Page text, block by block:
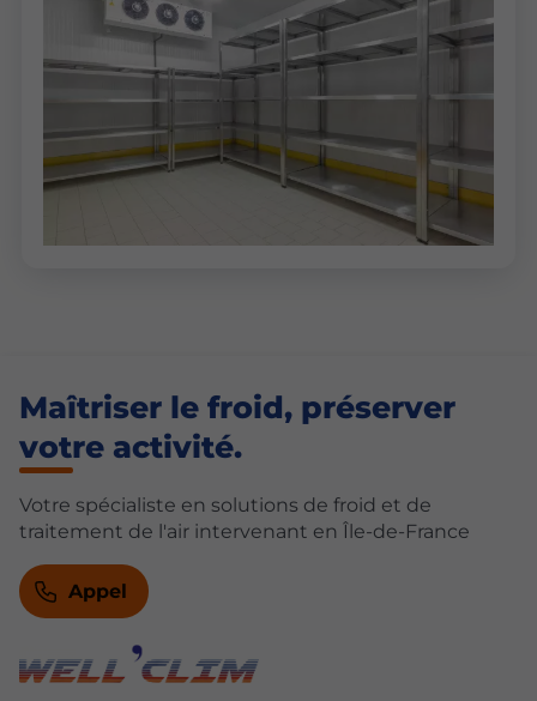
Maîtriser le froid, préserver
votre activité.
Votre spécialiste en solutions de froid et de
traitement de l'air intervenant en Île-de-France
Appel